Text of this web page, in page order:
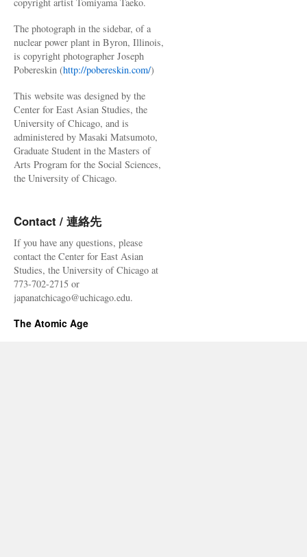
The photograph in the sidebar, of a
nuclear power plant in Byron, Illinois,
is copyright photographer Joseph
Pobereskin (http://pobereskin.com/)
This website was designed by the
Center for East Asian Studies, the
University of Chicago, and is
administered by Masaki Matsumoto,
Graduate Student in the Masters of
Arts Program for the Social Sciences,
the University of Chicago.
Contact / 連絡先
If you have any questions, please
contact the Center for East Asian
Studies, the University of Chicago at
773-702-2715 or
japanatchicago@uchicago.edu.
The Atomic Age